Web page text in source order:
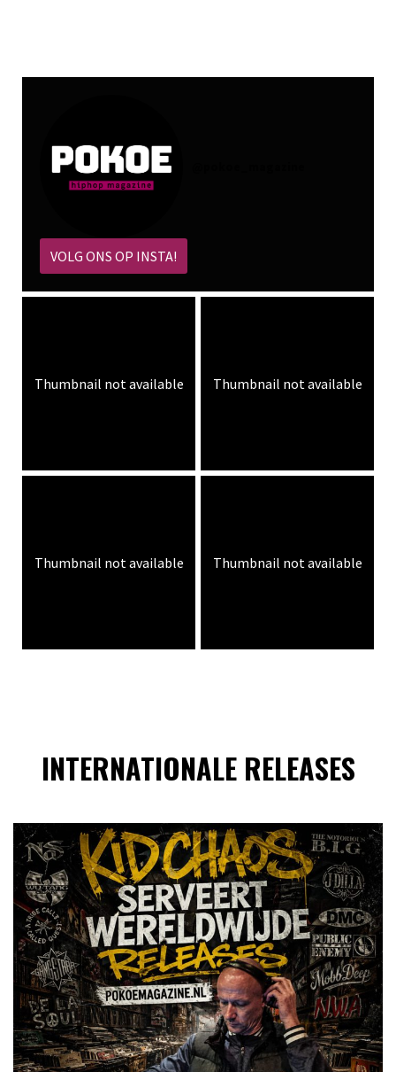
VOLG ONS OP INSTA!
Thumbnail not available Thumbnail not available
Thumbnail not available Thumbnail not available
INTERNATIONALE RELEASES